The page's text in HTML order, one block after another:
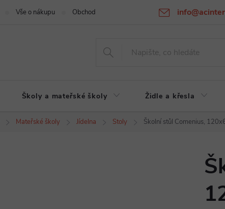
Vše o nákupu Obchodní podmínky Ochrana osobních údajů
Školy a mateřské školy Židle a křesla
Mateřské školy Jídelna Stoly Školní stůl Comenius,